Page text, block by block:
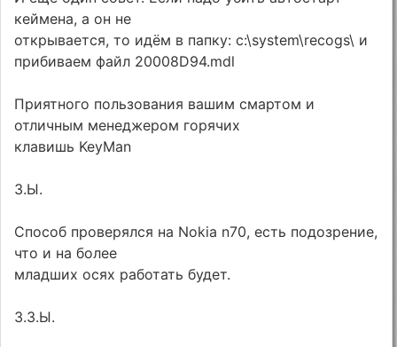
кеймена, а он не
открывается, то идём в папку: c:\system\recogs\ и
прибиваем файл 20008D94.mdl
Приятного пользования вашим смартом и
отличным менеджером горячих
клавишь KeyMan
З.Ы.
Способ проверялся на Nokia n70, есть подозрение,
что и на более
младших осях работать будет.
З.З.Ы.